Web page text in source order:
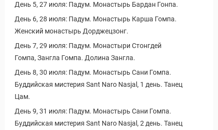
День 5, 27 июля: Падум. Монастырь Бардан Гонпа.
День 6, 28 июля: Падум. Монастырь Карша Гомпа.
Женский монастырь Дорджецзонг.
День 7, 29 июля: Падум. Монастыри Стонгдей
Гомпа, Зангла Гомпа. Долина Зангла.
День 8, 30 июля: Падум. Монастырь Сани Гомпа.
Буддийская мистерия Sant Naro Nasjal, 1 день. Танец
Цам.
День 9, 31 июля: Падум. Монастырь Сани Гомпа.
Буддийская мистерия Sant Naro Nasjal, 2 день. Танец